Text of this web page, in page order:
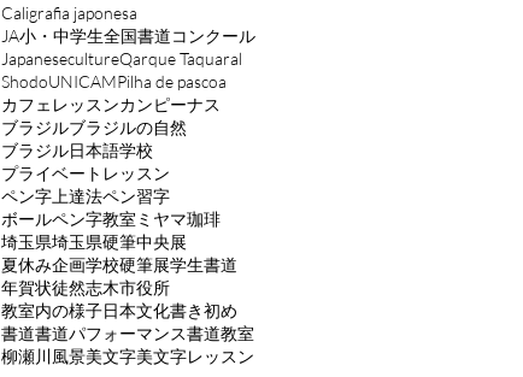
Caligrafia japonesa
JA小・中学生全国書道コンクール
JapanesecultureQarque Taquaral
ShodoUNICAMPilha de pascoa
カフェレッスンカンピーナス
ブラジルブラジルの自然
ブラジル日本語学校
プライベートレッスン
ペン字上達法ペン習字
ボールペン字教室 ミヤマ珈琲
埼玉県埼玉県硬筆中央展
夏休み企画学校硬筆展学生書道
年賀状徒然志木市役所
教室内の様子日本文化書き初め
書道書道パフォーマンス書道教室
柳瀬川風景美文字美文字レッスン